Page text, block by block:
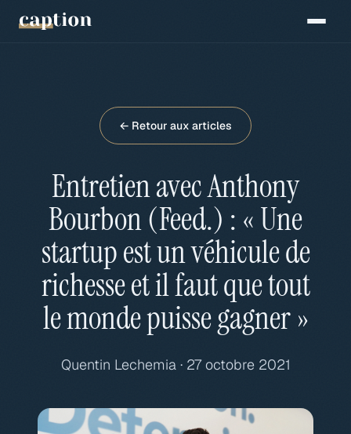
← Retour aux articles
Entretien avec Anthony
Bourbon (Feed.) : « Une
startup est un véhicule de
richesse et il faut que tout
le monde puisse gagner »
Quentin Lechemia · 27 octobre 2021